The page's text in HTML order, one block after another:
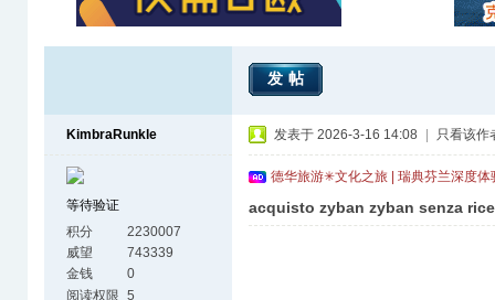
发帖
KimbraRunkle
等待验证
积分
2230007
威望
743339
金钱
0
阅读权限 5
发表于 2026-3-16 14:08 只看该作
德华旅游✳文化之旅 | 瑞典芬兰深度
acquisto zyban zyban senza